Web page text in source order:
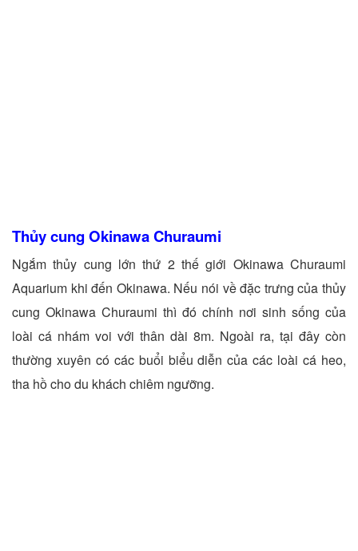
Thủy cung Okinawa Churaumi
Ngắm thủy cung lớn thứ 2 thế giới Okinawa Churaumi
Aquarium khi đến Okinawa. Nếu nói về đặc trưng của thủy
cung Okinawa Churaumi thì đó chính nơi sinh sống của
loài cá nhám voi với thân dài 8m. Ngoài ra, tại đây còn
thường xuyên có các buổi biểu diễn của các loài cá heo,
tha hồ cho du khách chiêm ngưỡng.